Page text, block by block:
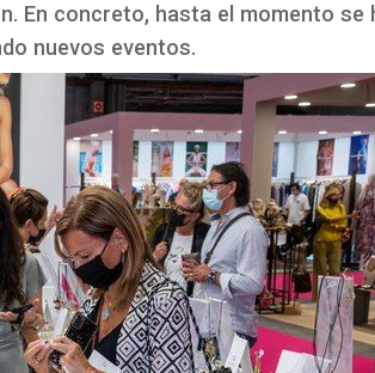
En concreto, hasta el momento se
nuevos eventos.